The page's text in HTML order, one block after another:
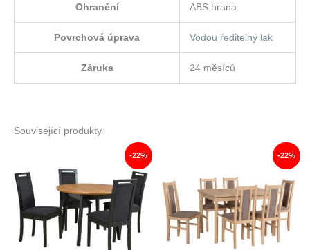
Ohranění ABS hrana
Povrchová úprava Vodou ředitelný lak
Záruka 24 měsíců
Související produkty
-22% -22%